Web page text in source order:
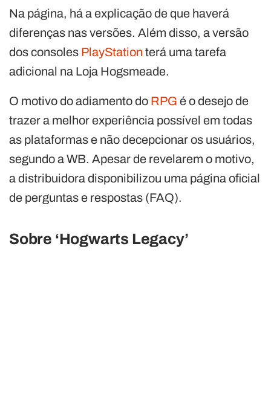
Na página, há a explicação de que haverá
diferenças nas versões. Além disso, a versão
dos consoles PlayStation terá uma tarefa
adicional na Loja Hogsmeade.
O motivo do adiamento do RPG é o desejo de
trazer a melhor experiência possível em todas
as plataformas e não decepcionar os usuários,
segundo a WB. Apesar de revelarem o motivo,
a distribuidora disponibilizou uma página oficial
de perguntas e respostas (FAQ).
Sobre ‘Hogwarts Legacy’